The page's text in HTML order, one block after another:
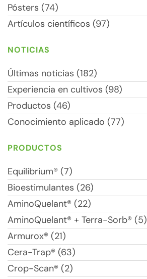
Pósters (74)
Artículos científicos (97)
NOTICIAS
Últimas noticias (182)
Experiencia en cultivos (98)
Productos (46)
Conocimiento aplicado (77)
PRODUCTOS
Equilibrium® (7)
Bioestimulantes (26)
AminoQuelant® (22)
AminoQuelant® + Terra-Sorb® (5)
Armurox® (21)
Cera-Trap® (63)
Crop-Scan® (2)